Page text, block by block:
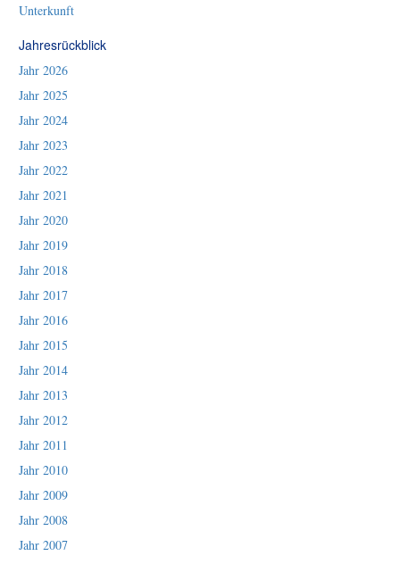
Unterkunft
Jahresrückblick
Jahr 2026
Jahr 2025
Jahr 2024
Jahr 2023
Jahr 2022
Jahr 2021
Jahr 2020
Jahr 2019
Jahr 2018
Jahr 2017
Jahr 2016
Jahr 2015
Jahr 2014
Jahr 2013
Jahr 2012
Jahr 2011
Jahr 2010
Jahr 2009
Jahr 2008
Jahr 2007